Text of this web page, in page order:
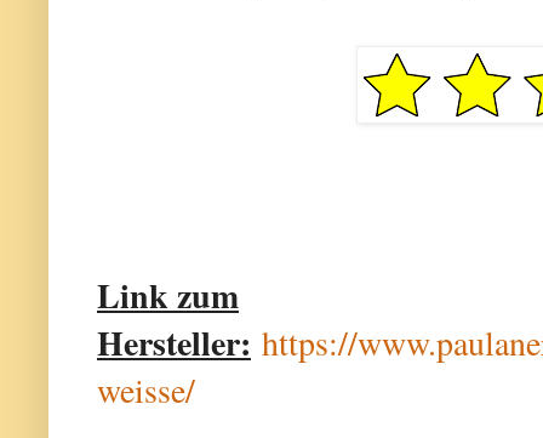
Link zum
Hersteller: https://
weisse/